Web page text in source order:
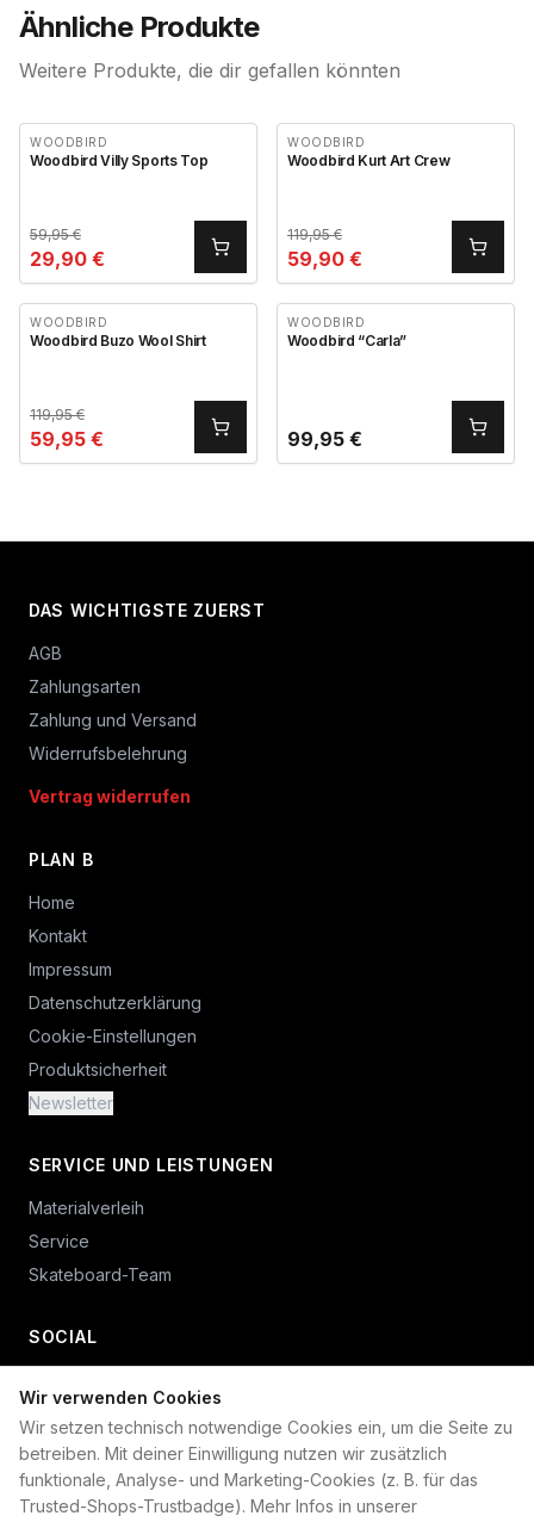
Wir verwenden Cookies
Wir setzen technisch notwendige Cookies ein, um die Seite zu
betreiben. Mit deiner Einwilligung nutzen wir zusätzlich
funktionale, Analyse- und Marketing-Cookies (z. B. für das
Trusted-Shops-Trustbadge). Mehr Infos in unserer
Ähnliche Produkte
Weitere Produkte, die dir gefallen könnten
WOODBIRD
Woodbird Villy Sports Top
59,95€
29,90 €
WOODBIRD
Woodbird Kurt Art Crew
119,95€
59,90 €
WOODBIRD
Woodbird Buzo Wool Shirt
119,95€
59,95 €
WOODBIRD
Woodbird “Carla”
99,95 €
DAS WICHTIGSTE ZUERST
AGB
Zahlungsarten
Zahlung und Versand
Widerrufsbelehrung
Vertrag widerrufen
PLAN B
Home
Kontakt
Impressum
Datenschutzerklärung
Cookie-Einstellungen
Produktsicherheit
Newsletter
SERVICE UND LEISTUNGEN
Materialverleih
Service
Skateboard-Team
SOCIAL
+49 234 687 00 38
shop@plan-b-funsport.de
Sichere Zahlung mit: